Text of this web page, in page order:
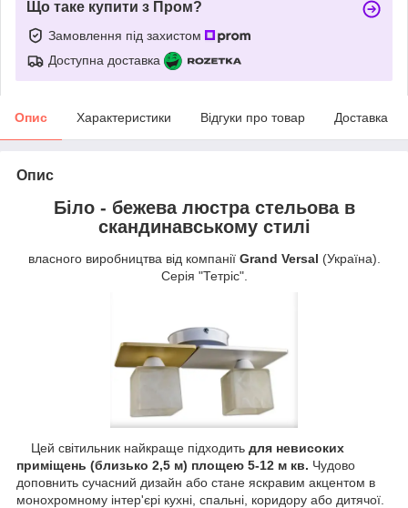
Що таке купити з Пром?
Замовлення під захистом
Доступна доставка
Опис Характеристики Відгуки про товар Доставка
Опис
Біло - бежева люстра стельова в
скандинавському стилі
власного виробництва від компанії Grand Versal (Україна).
Серія "Тетріс".
Цей світильник найкраще підходить для невисоких
приміщень (близько 2,5 м) площею 5-12 м кв. Чудово
доповнить сучасний дизайн або стане яскравим акцентом в
монохромному інтер'єрі кухні, спальні, коридору або дитячої.